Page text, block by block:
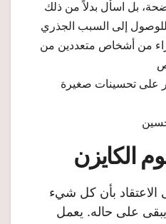
بل اسأل بدلاً من ذلك
إلى السبب الجذري
من أشخاص متعددين من
على تحسينات صغيرة
الكايزن
الاعتقاد بأن كل شيء
على حاله. يعمل